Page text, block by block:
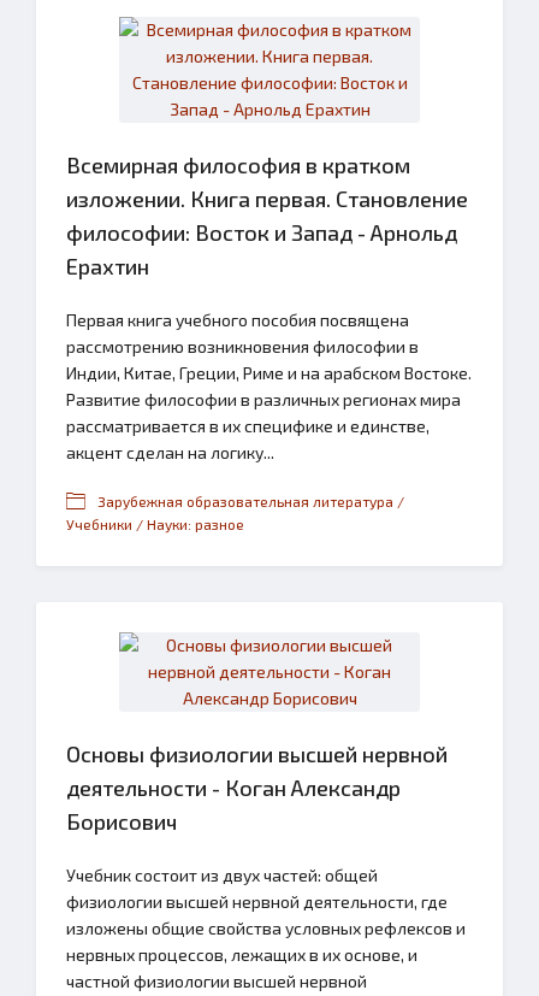
Всемирная философия в кратком
изложении. Книга первая. Становление
философии: Восток и Запад - Арнольд
Ерахтин
Первая книга учебного пособия посвящена
рассмотрению возникновения философии в
Индии, Китае, Греции, Риме и на арабском Востоке.
Развитие философии в различных регионах мира
рассматривается в их специфике и единстве,
акцент сделан на логику...
Зарубежная образовательная литература /
Учебники / Науки: разное
Основы физиологии высшей нервной
деятельности - Коган Александр
Борисович
Учебник состоит из двух частей: общей
физиологии высшей нервной деятельности, где
изложены общие свойства условных рефлексов и
нервных процессов, лежащих в их основе, и
частной физиологии высшей нервной